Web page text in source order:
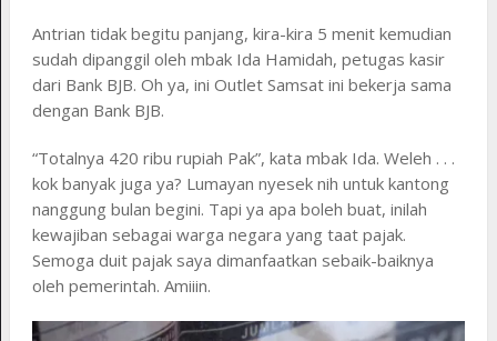
Antrian tidak begitu panjang, kira-kira 5 menit kemudian
sudah dipanggil oleh mbak Ida Hamidah, petugas kasir
dari Bank BJB. Oh ya, ini Outlet Samsat ini bekerja sama
dengan Bank BJB.
“Totalnya 420 ribu rupiah Pak”, kata mbak Ida. Weleh . . .
kok banyak juga ya? Lumayan nyesek nih untuk kantong
nanggung bulan begini. Tapi ya apa boleh buat, inilah
kewajiban sebagai warga negara yang taat pajak.
Semoga duit pajak saya dimanfaatkan sebaik-baiknya
oleh pemerintah. Amiiin.